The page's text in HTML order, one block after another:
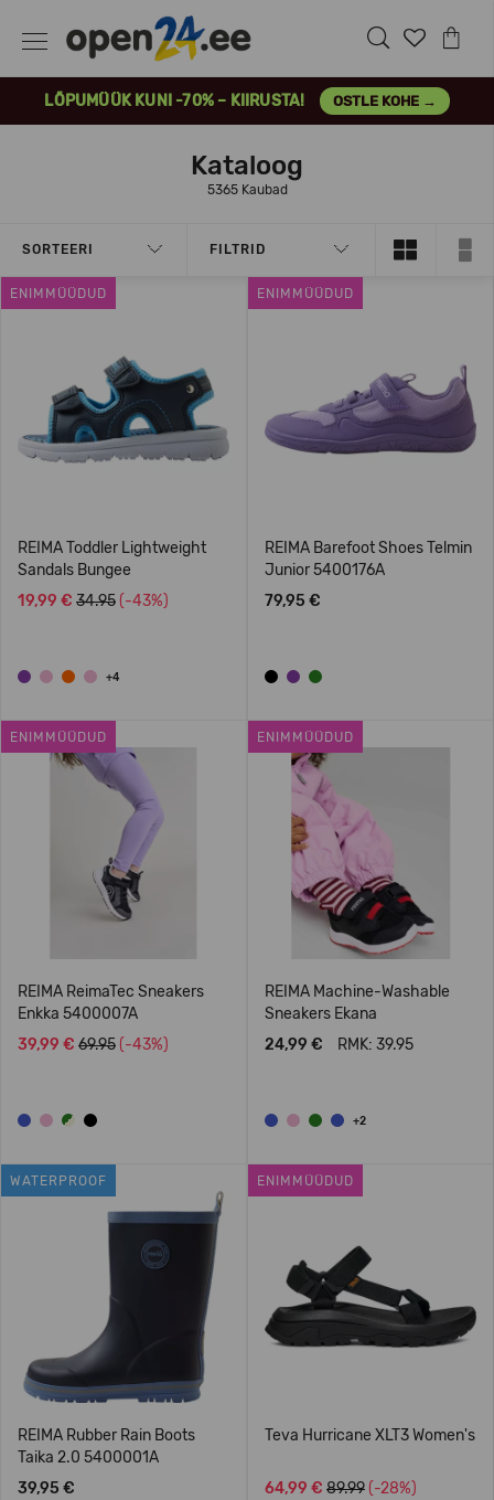
LÕPUMÜÜK KUNI -70% – KIIRUSTA! OSTLE KOHE →
Kataloog
5365 Kaubad
SORTEERI FILTRID
ENIMMÜÜDUD
REIMA Toddler Lightweight
Sandals Bungee
19,99 € 34.95 (-43%)
+4
ENIMMÜÜDUD
REIMA Barefoot Shoes Telmin
Junior 5400176A
79,95 €
ENIMMÜÜDUD
REIMA ReimaTec Sneakers
Enkka 5400007A
39,99 € 69.95 (-43%)
ENIMMÜÜDUD
REIMA Machine-Washable
Sneakers Ekana
24,99 €
RMK: 39.95
+2
WATERPROOF
REIMA Rubber Rain Boots
Taika 2.0 5400001A
39,95 €
ENIMMÜÜDUD
Teva Hurricane XLT3 Women's
64,99 € 89.99 (-28%)